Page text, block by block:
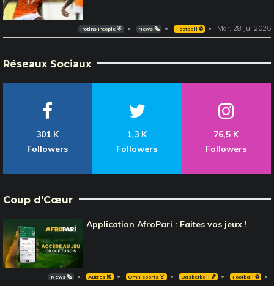
Potins People 🌟 News 🗞️ Football ⚽️ Mar, 28 Jul 2026
Réseaux Sociaux
301 K
Followers
1,3 K
Followers
76,5 K
Followers
Coup d'Cœur
Application AfroPari : Faites vos jeux !
News 🗞️ Autres 🎽 Omnisports 🏅 Basketball 🏀 Football ⚽️